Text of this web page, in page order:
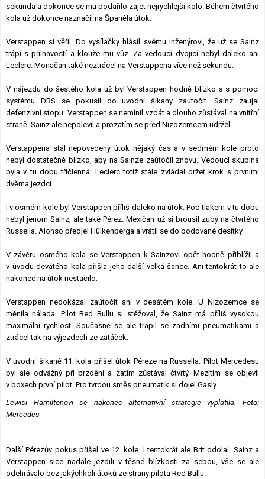
sekunda a dokonce se mu podařilo zajet nejrychlejší kolo. Během čtvrtého
kola už dokonce naznačil na Španěla útok.
Verstappen si věřil. Do vysílačky hlásil svému inženýrovi, že už se Sainz
trápí s přilnavostí a klouže mu vůz. Za vedoucí dvojicí nebyl daleko ani
Leclerc. Monačan také neztrácel na Verstappena více než sekundu.
V nájezdu do šestého kola už byl Verstappen hodně blízko a s pomocí
systému DRS se pokusil do úvodní šikany zaútočit. Sainz zaujal
defenzivní stopu. Verstappen se nemínil vzdát a dlouho zůstával na vnitřní
straně. Sainz ale nepolevil a prozatím se před Nizozemcem udržel.
Verstappena stál nepovedený útok nějaký čas a v sedmém kole proto
nebyl dostatečně blízko, aby na Sainze zaútočil znovu. Vedoucí skupina
byla v tu dobu tříčlenná. Leclerc totiž stále zvládal držet krok s prvními
dvěma jezdci.
I v osmém kole byl Verstappen příliš daleko na útok. Pod tlakem v tu dobu
nebyl jenom Sainz, ale také Pérez. Mexičan už si brousil zuby na čtvrtého
Russella. Alonso předjel Hülkenberga a vrátil se do bodované desítky.
V závěru osmého kola se Verstappen k Sainzovi opět hodně přiblížil a
v úvodu devátého kola přišla jeho další velká šance. Ani tentokrát to ale
nakonec na útok nestačilo.
Verstappen nedokázal zaútočit ani v desátém kole. U Nizozemce se
měnila nálada. Pilot Red Bullu si stěžoval, že Sainz má příliš vysokou
maximální rychlost. Současně se ale trápil se zadními pneumatikami a
ztrácel tak na výjezdech ze zatáček.
V úvodní šikaně 11. kola přišel útok Péreze na Russella. Pilot Mercedesu
byl ale odvážný při brzdění a zatím zůstával čtvrtý. Mezitím se objevil
v boxech první pilot. Pro tvrdou směs pneumatik si dojel Gasly.
Lewisi Hamiltonovi se nakonec alternativní strategie vyplatila. Foto:
Mercedes
Další Pérezův pokus přišel ve 12. kole. I tentokrát ale Brit odolal. Sainz a
Verstappen sice nadále jezdili v těsné blízkosti za sebou, vše se ale
odehrávalo bez jakýchkoli útoků ze strany pilota Red Bullu.